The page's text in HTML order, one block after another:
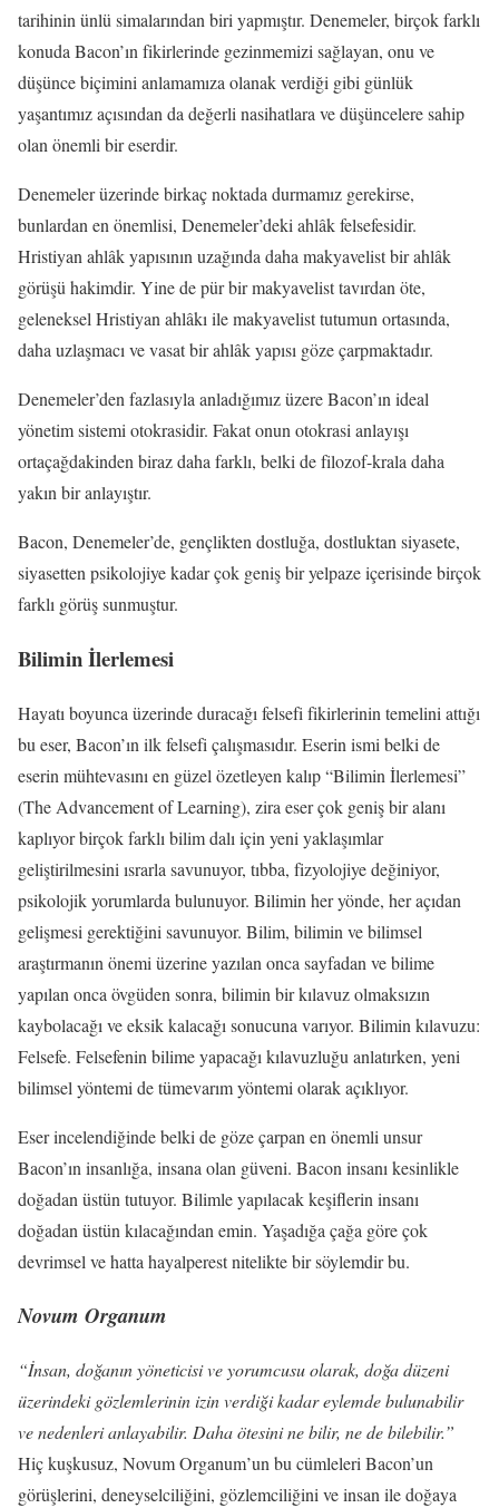
tarihinin ünlü simalarından biri yapmıştır. Denemeler, birçok farklı
konuda Bacon’ın fikirlerinde gezinmemizi sağlayan, onu ve
düşünce biçimini anlamamıza olanak verdiği gibi günlük
yaşantımız açısından da değerli nasihatlara ve düşüncelere sahip
olan önemli bir eserdir.
Denemeler üzerinde birkaç noktada durmamız gerekirse,
bunlardan en önemlisi, Denemeler’deki ahlâk felsefesidir.
Hristiyan ahlâk yapısının uzağında daha makyavelist bir ahlâk
görüşü hakimdir. Yine de pür bir makyavelist tavırdan öte,
geleneksel Hristiyan ahlâkı ile makyavelist tutumun ortasında,
daha uzlaşmacı ve vasat bir ahlâk yapısı göze çarpmaktadır.
Denemeler’den fazlasıyla anladığımız üzere Bacon’ın ideal
yönetim sistemi otokrasidir. Fakat onun otokrasi anlayışı
ortaçağdakinden biraz daha farklı, belki de filozof-krala daha
yakın bir anlayıştır.
Bacon, Denemeler’de, gençlikten dostluğa, dostluktan siyasete,
siyasetten psikolojiye kadar çok geniş bir yelpaze içerisinde birçok
farklı görüş sunmuştur.
Bilimin İlerlemesi
Hayatı boyunca üzerinde duracağı felsefi fikirlerinin temelini attığı
bu eser, Bacon’ın ilk felsefi çalışmasıdır. Eserin ismi belki de
eserin mühtevasını en güzel özetleyen kalıp “Bilimin İlerlemesi”
(The Advancement of Learning), zira eser çok geniş bir alanı
kaplıyor birçok farklı bilim dalı için yeni yaklaşımlar
geliştirilmesini ısrarla savunuyor, tıbba, fizyolojiye değiniyor,
psikolojik yorumlarda bulunuyor. Bilimin her yönde, her açıdan
gelişmesi gerektiğini savunuyor. Bilim, bilimin ve bilimsel
araştırmanın önemi üzerine yazılan onca sayfadan ve bilime
yapılan onca övgüden sonra, bilimin bir kılavuz olmaksızın
kaybolacağı ve eksik kalacağı sonucuna varıyor. Bilimin kılavuzu:
Felsefe. Felsefenin bilime yapacağı kılavuzluğu anlatırken, yeni
bilimsel yöntemi de tümevarım yöntemi olarak açıklıyor.
Eser incelendiğinde belki de göze çarpan en önemli unsur
Bacon’ın insanlığa, insana olan güveni. Bacon insanı kesinlikle
doğadan üstün tutuyor. Bilimle yapılacak keşiflerin insanı
doğadan üstün kılacağından emin. Yaşadığa çağa göre çok
devrimsel ve hatta hayalperest nitelikte bir söylemdir bu.
Novum Organum
“İnsan, doğanın yöneticisi ve yorumcusu olarak, doğa düzeni
üzerindeki gözlemlerinin izin verdiği kadar eylemde bulunabilir
ve nedenleri anlayabilir. Daha ötesini ne bilir, ne de bilebilir.”
Hiç kuşkusuz, Novum Organum’un bu cümleleri Bacon’un
görüşlerini, deneyselciliğini, gözlemciliğini ve insan ile doğaya